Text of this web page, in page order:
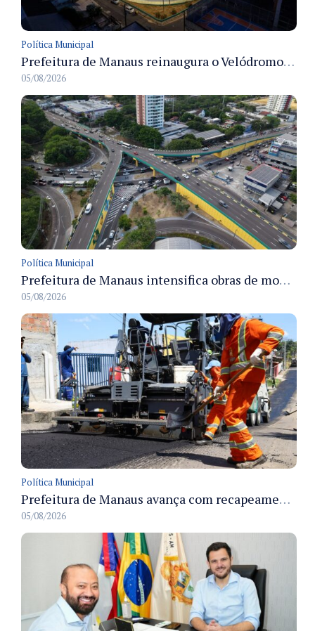
Política Municipal
Prefeitura de Manaus reinaugura o Velódromo Professora Alzira Campos e entrega espaço esportivo totalmente revitalizado
05/08/2026
Política Municipal
Prefeitura de Manaus intensifica obras de modernização no viaduto Miguel Arraes para ampliar segurança e acessibilidade na região
05/08/2026
Política Municipal
Prefeitura de Manaus avança com recapeamento no Parque Rio Solimões e cobre cerca de 30 ruas
05/08/2026